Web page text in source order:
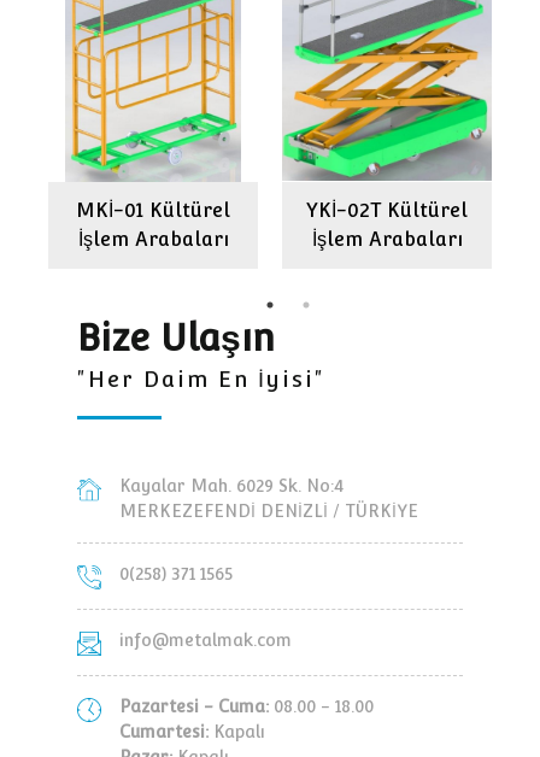
MKİ-01 Kültürel
İşlem Arabaları
YKİ-02T Kültürel
İşlem Arabaları
Bize Ulaşın
"Her Daim En İyisi"
Kayalar Mah. 6029 Sk. No:4
MERKEZEFENDİ DENİZLİ / TÜRKİYE
0(258) 371 1565
info@metalmak.com
Pazartesi - Cuma: 08.00 - 18.00
Cumartesi: Kapalı